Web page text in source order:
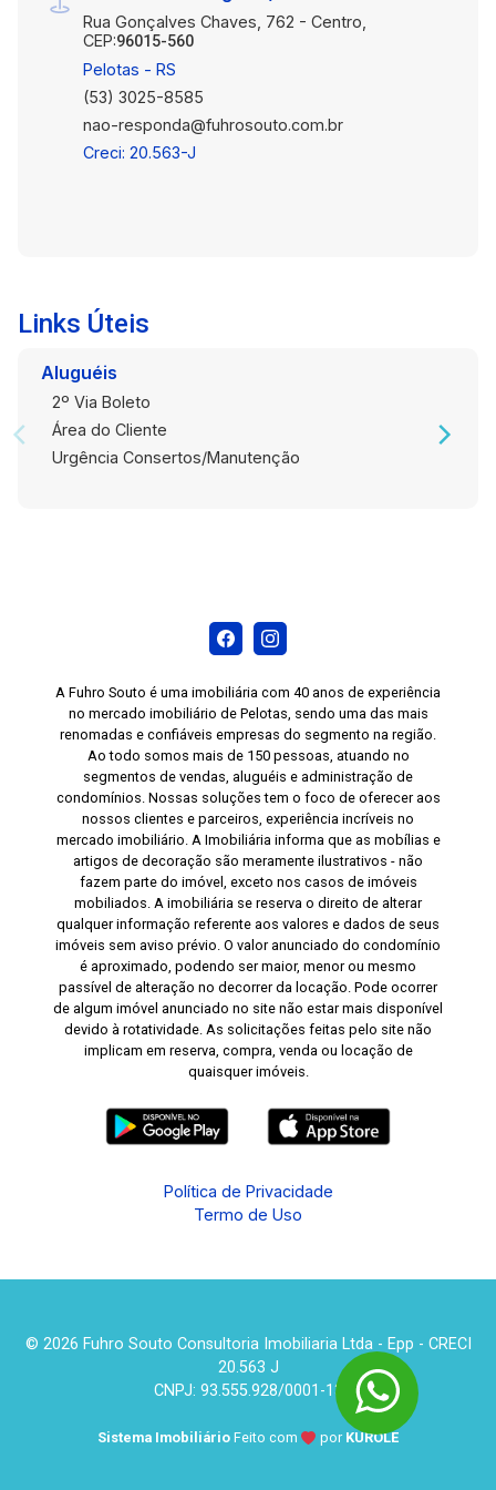
Rua Gonçalves Chaves, 762 - Centro,
CEP:96015-560
Pelotas - RS
(53) 3025-8585
nao-responda@fuhrosouto.com.br
Creci: 20.563-J
Links Úteis
Aluguéis
2º Via Boleto
Área do Cliente
Urgência Consertos/Manutenção
A Fuhro Souto é uma imobiliária com 40 anos de experiência
no mercado imobiliário de Pelotas, sendo uma das mais
renomadas e confiáveis empresas do segmento na região.
Ao todo somos mais de 150 pessoas, atuando no
segmentos de vendas, aluguéis e administração de
condomínios. Nossas soluções tem o foco de oferecer aos
nossos clientes e parceiros, experiência incríveis no
mercado imobiliário. A Imobiliária informa que as mobílias e
artigos de decoração são meramente ilustrativos - não
fazem parte do imóvel, exceto nos casos de imóveis
mobiliados. A imobiliária se reserva o direito de alterar
qualquer informação referente aos valores e dados de seus
imóveis sem aviso prévio. O valor anunciado do condomínio
é aproximado, podendo ser maior, menor ou mesmo
passível de alteração no decorrer da locação. Pode ocorrer
de algum imóvel anunciado no site não estar mais disponível
devido à rotatividade. As solicitações feitas pelo site não
implicam em reserva, compra, venda ou locação de
quaisquer imóveis.
Política de Privacidade
Termo de Uso
© 2026 Fuhro Souto Consultoria Imobiliaria Ltda - Epp - CRECI
20.563 J
CNPJ: 93.555.928/0001-13
Sistema Imobiliário Feito com por KUROLE